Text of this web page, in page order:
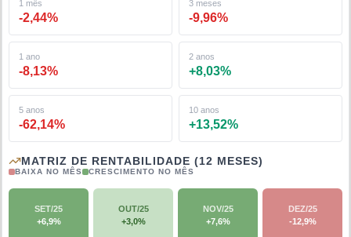
1 mês
-2,44%
3 meses
-9,96%
1 ano
-8,13%
2 anos
+8,03%
5 anos
-62,14%
10 anos
+13,52%
MATRIZ DE RENTABILIDADE (12 MESES)
BAIXA NO MÊS CRESCIMENTO NO MÊS
SET/25
+6,9%
OUT/25
+3,0%
NOV/25
+7,6%
DEZ/25
-12,9%